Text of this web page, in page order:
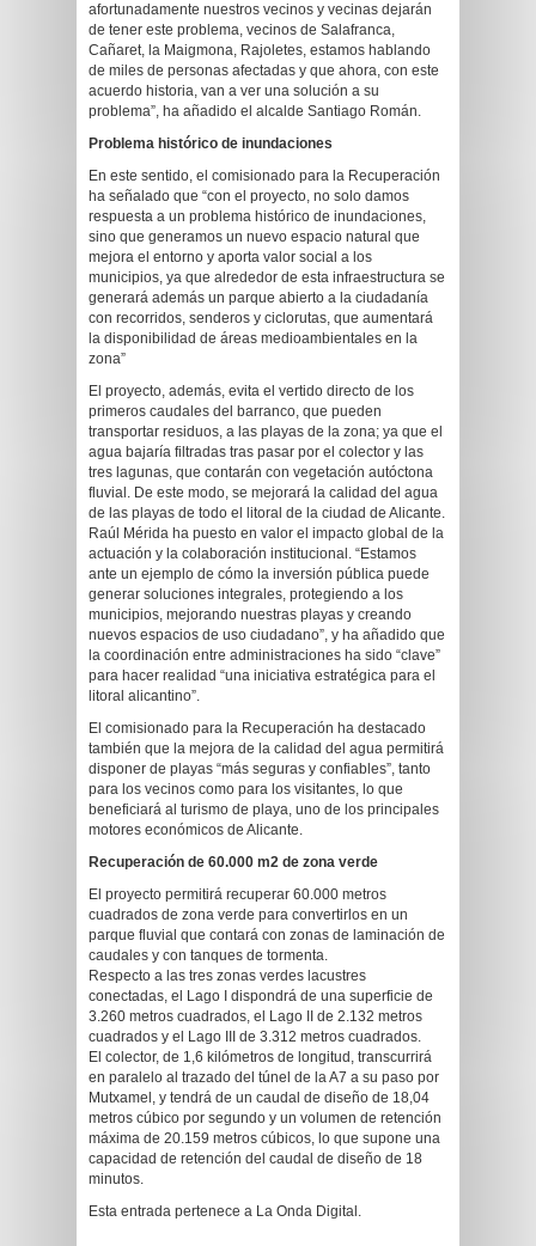
afortunadamente nuestros vecinos y vecinas dejarán
de tener este problema, vecinos de Salafranca,
Cañaret, la Maigmona, Rajoletes, estamos hablando
de miles de personas afectadas y que ahora, con este
acuerdo historia, van a ver una solución a su
problema”, ha añadido el alcalde Santiago Román.
Problema histórico de inundaciones
En este sentido, el comisionado para la Recuperación
ha señalado que “con el proyecto, no solo damos
respuesta a un problema histórico de inundaciones,
sino que generamos un nuevo espacio natural que
mejora el entorno y aporta valor social a los
municipios, ya que alrededor de esta infraestructura se
generará además un parque abierto a la ciudadanía
con recorridos, senderos y ciclorutas, que aumentará
la disponibilidad de áreas medioambientales en la
zona”
El proyecto, además, evita el vertido directo de los
primeros caudales del barranco, que pueden
transportar residuos, a las playas de la zona; ya que el
agua bajaría filtradas tras pasar por el colector y las
tres lagunas, que contarán con vegetación autóctona
fluvial. De este modo, se mejorará la calidad del agua
de las playas de todo el litoral de la ciudad de Alicante.
Raúl Mérida ha puesto en valor el impacto global de la
actuación y la colaboración institucional. “Estamos
ante un ejemplo de cómo la inversión pública puede
generar soluciones integrales, protegiendo a los
municipios, mejorando nuestras playas y creando
nuevos espacios de uso ciudadano”, y ha añadido que
la coordinación entre administraciones ha sido “clave”
para hacer realidad “una iniciativa estratégica para el
litoral alicantino”.
El comisionado para la Recuperación ha destacado
también que la mejora de la calidad del agua permitirá
disponer de playas “más seguras y confiables”, tanto
para los vecinos como para los visitantes, lo que
beneficiará al turismo de playa, uno de los principales
motores económicos de Alicante.
Recuperación de 60.000 m2 de zona verde
El proyecto permitirá recuperar 60.000 metros
cuadrados de zona verde para convertirlos en un
parque fluvial que contará con zonas de laminación de
caudales y con tanques de tormenta.
Respecto a las tres zonas verdes lacustres
conectadas, el Lago I dispondrá de una superficie de
3.260 metros cuadrados, el Lago II de 2.132 metros
cuadrados y el Lago III de 3.312 metros cuadrados.
El colector, de 1,6 kilómetros de longitud, transcurrirá
en paralelo al trazado del túnel de la A7 a su paso por
Mutxamel, y tendrá de un caudal de diseño de 18,04
metros cúbico por segundo y un volumen de retención
máxima de 20.159 metros cúbicos, lo que supone una
capacidad de retención del caudal de diseño de 18
minutos.
Esta entrada pertenece a La Onda Digital.